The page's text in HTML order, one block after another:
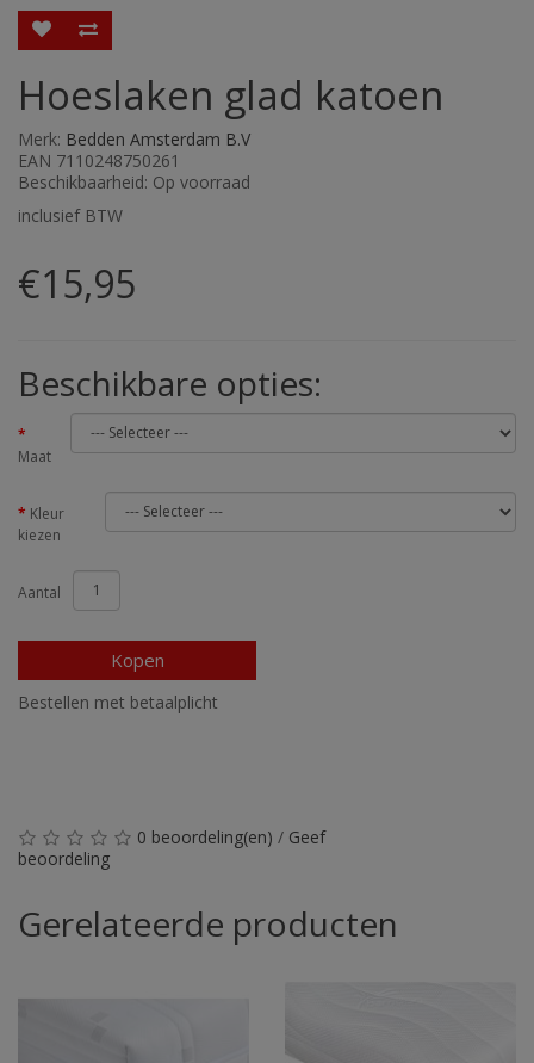
Hoeslaken glad katoen
Merk: Bedden Amsterdam B.V
EAN 7110248750261
Beschikbaarheid: Op voorraad
inclusief BTW
€15,95
Beschikbare opties:
Maat
Kleur
kiezen
Aantal
Kopen
Bestellen met betaalplicht
0 beoordeling(en) / Geef
beoordeling
Gerelateerde producten